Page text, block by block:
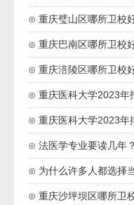
⊙ 重庆璧山区哪所卫校
⊙ 重庆巴南区哪所卫校
⊙ 重庆涪陵区哪所卫校
⊙ 重庆医科大学2023年
⊙ 重庆医科大学2023年
⊙ 法医学专业要读几年
⊙ 为什么许多人都选择
⊙ 重庆沙坪坝区哪所卫